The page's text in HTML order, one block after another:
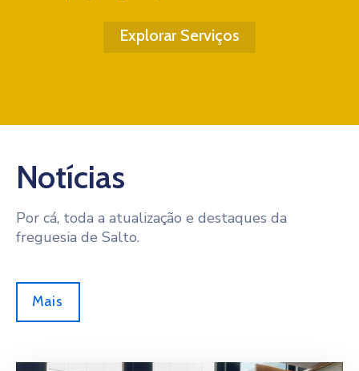
Explorar Serviços
Notícias
Por cá, toda a atualização e destaques da
freguesia de Salto.
Mais